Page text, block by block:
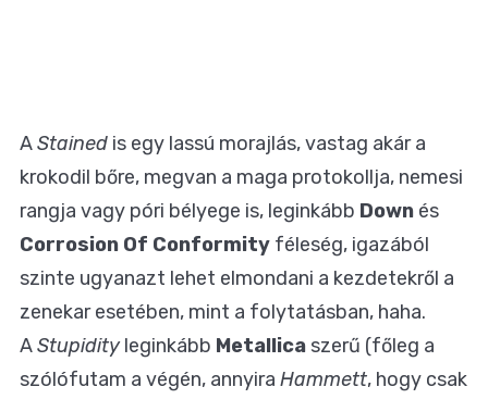
AStained is egy lassú morajlás, vastag akár a
krokodil bőre, megvan a maga protokollja, nemesi
rangja vagy póri bélyege is, leginkább Down és
Corrosion Of Conformity féleség, igazából
szinte ugyanazt lehet elmondani a kezdetekről a
zenekar esetében, mint a folytatásban, haha.
AStupidityleginkább Metallica szerű (főleg a
szólófutam a végén, annyira Hammett, hogy csak